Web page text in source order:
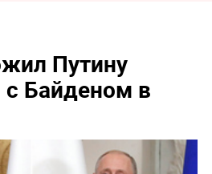
Путину
с Байденом в